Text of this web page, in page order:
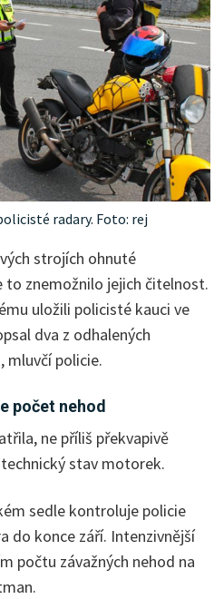
radary. Foto: rej
strojích ohnuté
to znemožnilo jejich čitelnost.
uložili policisté kauci ve
dva z odhalených
mluvčí policie.
počet nehod
ne příliš překvapivě
stav motorek.
sedle kontroluje policie
do konce září. Intenzivnější
počtu závažných nehod na